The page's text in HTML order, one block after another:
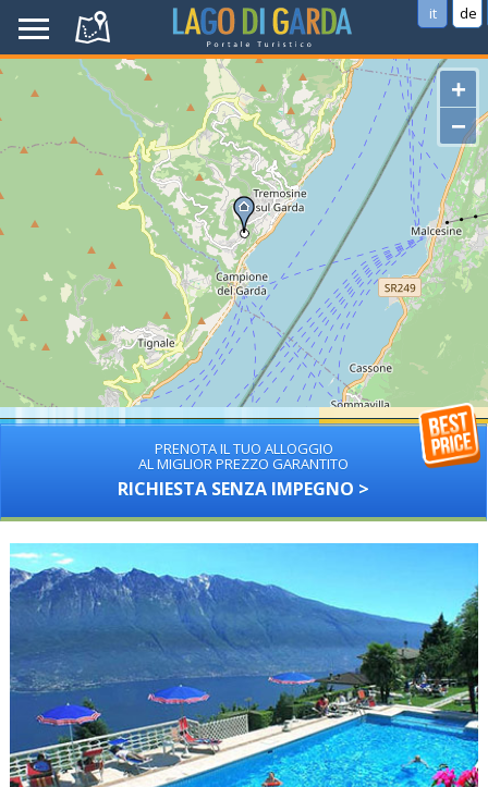
it de
+
−
PRENOTA IL TUO ALLOGGIO
AL MIGLIOR PREZZO GARANTITO
RICHIESTA SENZA IMPEGNO >